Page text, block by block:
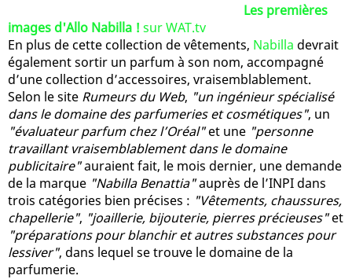
Les premières
images d'Allo Nabilla ! sur WAT.tv
En plus de cette collection de vêtements, Nabilla devrait
également sortir un parfum à son nom, accompagné
d’une collection d’accessoires, vraisemblablement.
Selon le site Rumeurs du Web, "un ingénieur spécialisé
dans le domaine des parfumeries et cosmétiques", un
"évaluateur parfum chez l’Oréal"et une "personne
travaillant vraisemblablement dans le domaine
publicitaire"auraient fait, le mois dernier, une demande
de la marque "Nabilla Benattia"auprès de l’INPI dans
trois catégories bien précises : "Vêtements, chaussures,
chapellerie", "joaillerie, bijouterie, pierres précieuses"et
"préparations pour blanchir et autres substances pour
lessiver", dans lequel se trouve le domaine de la
parfumerie.